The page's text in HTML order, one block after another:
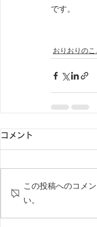
です。
おりおりの
コメント
この投稿へのコメ
い。